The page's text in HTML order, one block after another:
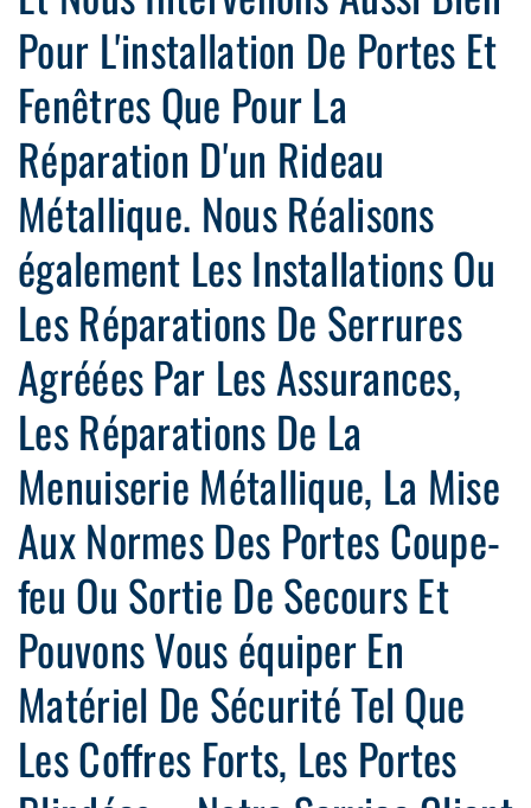
Pour L'installation De Portes Et
Fenêtres Que Pour La
Réparation D'un Rideau
Métallique. Nous Réalisons
également Les Installations Ou
Les Réparations De Serrures
Agréées Par Les Assurances,
Les Réparations De La
Menuiserie Métallique, La Mise
Aux Normes Des Portes Coupe-
feu Ou Sortie De Secours Et
Pouvons Vous équiper En
Matériel De Sécurité Tel Que
Les Coffres Forts, Les Portes